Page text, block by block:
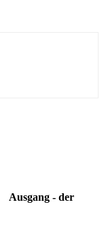
Ausgang - der